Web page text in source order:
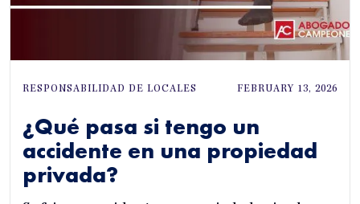
RESPONSABILIDAD DE LOCALES FEBRUARY 13, 2026
¿Qué pasa si tengo un
accidente en una propiedad
privada?